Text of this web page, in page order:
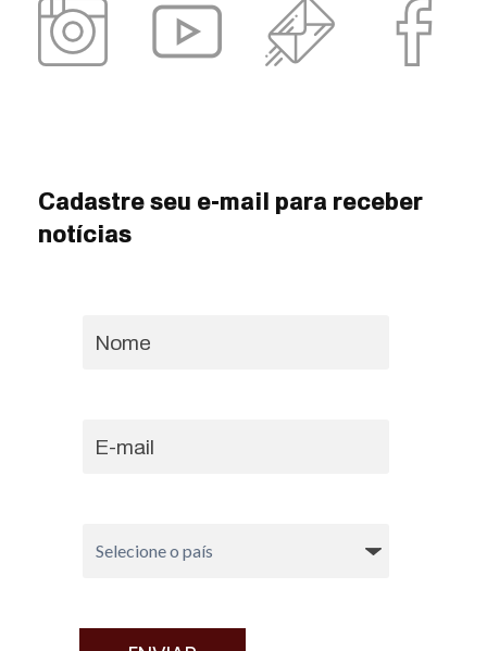
Cadastre seu e-mail para receber
notícias